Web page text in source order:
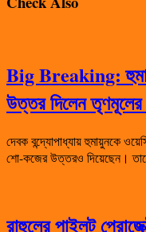
Big Breaking:
উত্তর দিলেন তৃণমূলের
দেবক বন্দ্যোপাধ্যায় হুমায়ুনকে
শো-কজের উত্তরও দিয়েছেন।
রাহুলের পাইলট